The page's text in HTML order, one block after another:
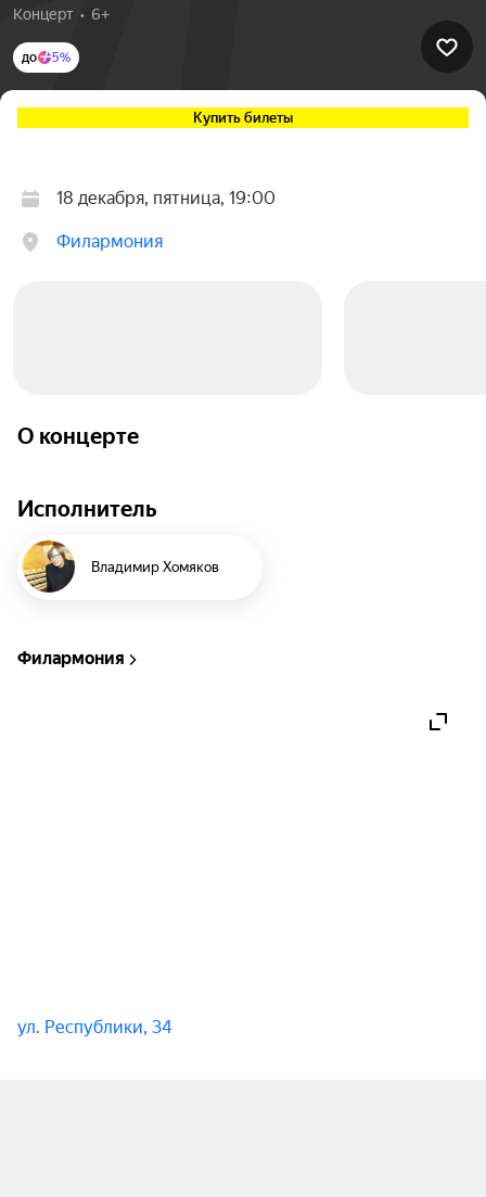
Концерт  •  6+
до 5%
Купить билеты
18 декабря, пятница, 19:00
Филармония
О концерте
Исполнитель
Владимир Хомяков
Филармония
ул. Республики, 34